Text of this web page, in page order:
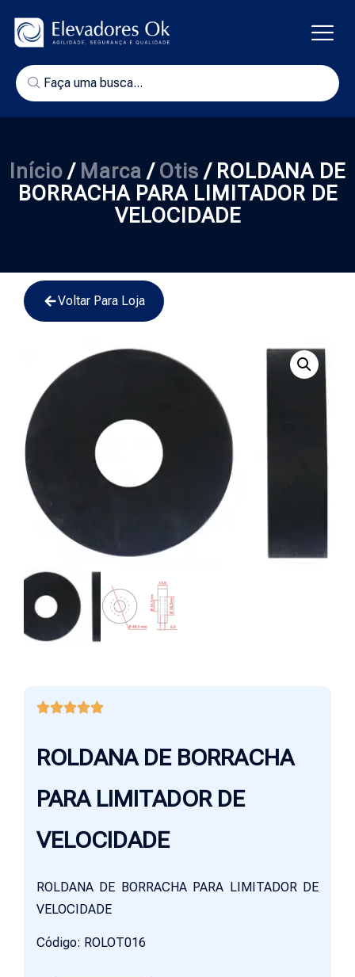
Início / Marca / Otis / ROLDANA DE
BORRACHA PARA LIMITADOR DE
VELOCIDADE
Voltar Para Loja
ROLDANA DE BORRACHA
PARA LIMITADOR DE
VELOCIDADE
ROLDANA DE BORRACHA PARA LIMITADOR DE
VELOCIDADE
Código: ROLOT016